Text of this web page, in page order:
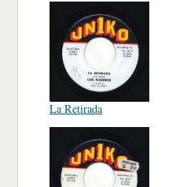
La Retirada